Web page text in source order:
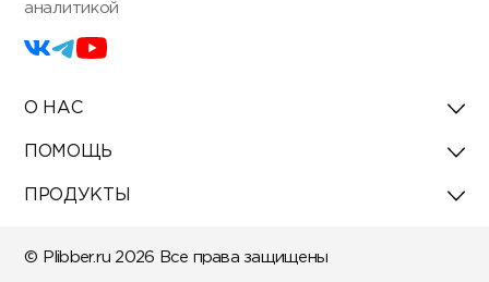
аналитикой
О НАС
ПОМОЩЬ
ПРОДУКТЫ
© Plibber.ru 2026 Все права защищены